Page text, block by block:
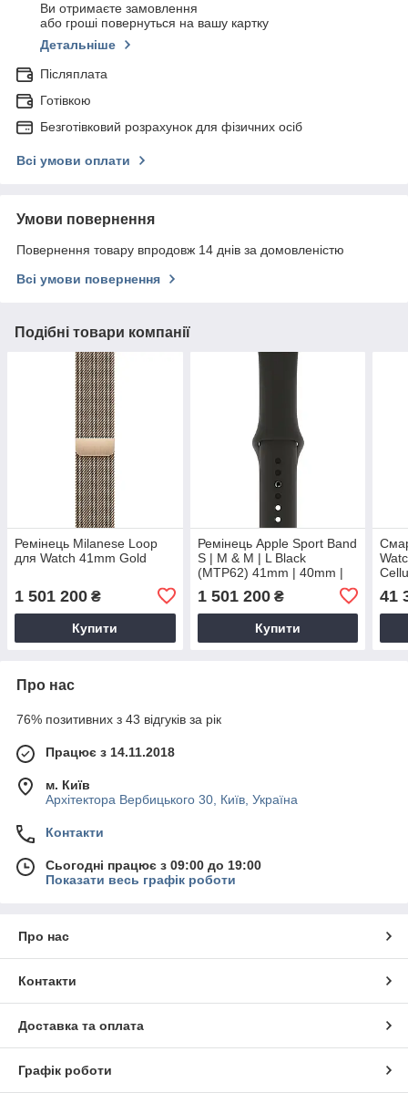
Ви отримаєте замовлення
або гроші повернуться на вашу картку
Детальніше
Післяплата
Готівкою
Безготівковий розрахунок для фізичних осіб
Всі умови оплати
Умови повернення
Повернення товару впродовж 14 днів за домовленістю
Всі умови повернення
Подібні товари компанії
Ремінець Milanese Loop
для Watch 41mm Gold
1 501 200 ₴
Купити
Ремінець Apple Sport Band
S | M & M | L Black
(MTP62) 41mm | 40mm |
1 501 200₴
Купити
41
Про нас
76% позитивних з 43 відгуків за рік
Працює з 14.11.2018
м. Київ
Архітектора Вербицького 30, Київ, Україна
Контакти
Сьогодні працює з 09:00 до 19:00
Показати весь графік роботи
Про нас
Контакти
Доставка та оплата
Графік роботи